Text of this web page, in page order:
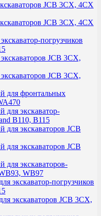
JCB 3CX, 4CX
JCB 3CX, 4CX
погрузчиков
JCB 3CX,
JCB 3CX,
для фронтальных
для экскаватор-
B110, B115
для экскаваторов JCB
для экскаваторов JCB
для экскаваторов-
WB97
экскаватор-погрузчиков
экскаваторов JCB 3CX,